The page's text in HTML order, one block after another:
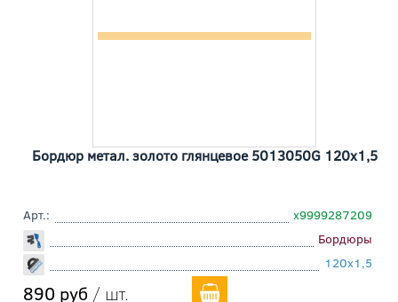
Бордюр метал. золото глянцевое 5013050G 120x1,5
Арт.:
х9999287209
Бордюры
120x1,5
890 руб / шт.